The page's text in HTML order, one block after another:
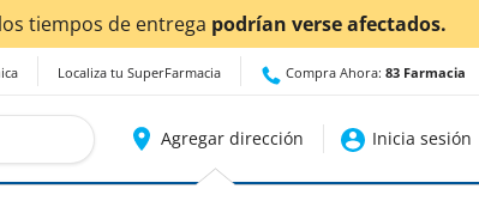
Daclic aquípara conocer detalles.
Localiza tu SuperFarmacia Compra Ahora: 83 Farmacia
Agregar dirección Inicia sesión